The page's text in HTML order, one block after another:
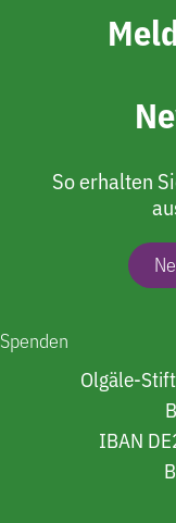
So erhalten
Spenden
Olgäle-
IBAN